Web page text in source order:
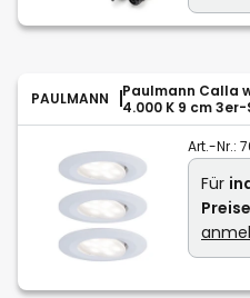
PAULMANN
Paulmann Calla
4.000 K 9 cm 3er-
Art.-Nr.:
Für
Preise